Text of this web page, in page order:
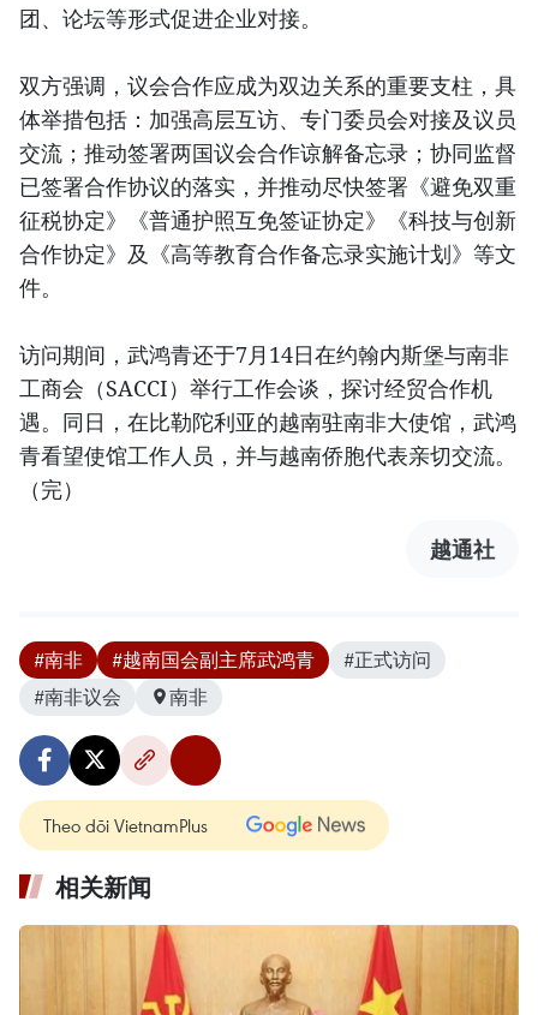
团、论坛等形式促进企业对接。
双方强调，议会合作应成为双边关系的重要支柱，具
体举措包括：加强高层互访、专门委员会对接及议员
交流；推动签署两国议会合作谅解备忘录；协同监督
已签署合作协议的落实，并推动尽快签署《避免双重
征税协定》《普通护照互免签证协定》《科技与创新
合作协定》及《高等教育合作备忘录实施计划》等文
件。
访问期间，武鸿青还于7月14日在约翰内斯堡与南非
工商会（SACCI）举行工作会谈，探讨经贸合作机
遇。同日，在比勒陀利亚的越南驻南非大使馆，武鸿
青看望使馆工作人员，并与越南侨胞代表亲切交流。
（完）
越通社
#南非 #越南国会副主席武鸿青
#正式访问
#南非议会
南非
Theo dõi VietnamPlus
相关新闻